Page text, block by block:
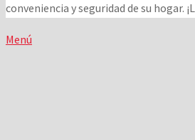
conveniencia y seguridad de su hogar.
Menú